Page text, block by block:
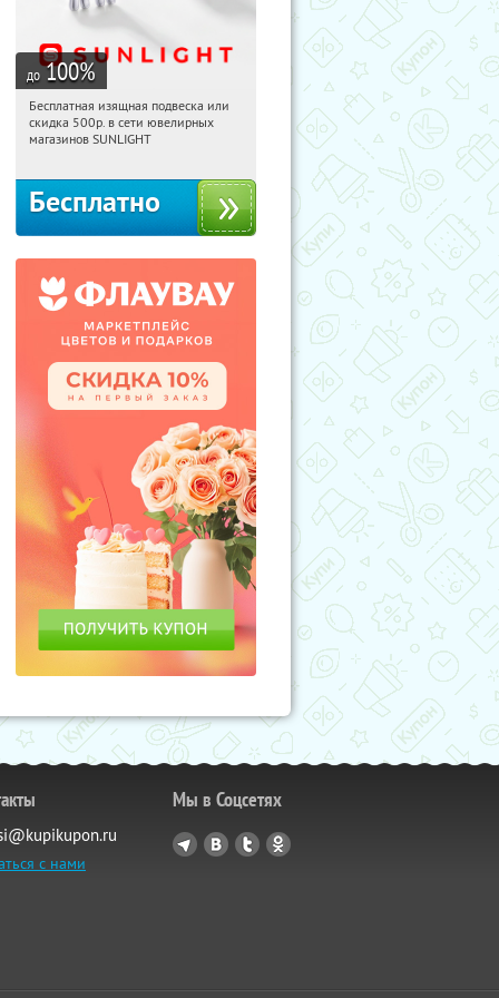
до 100%
08:04:50 Получили:
Россия
Бесплатная изящная подвеска или
скидка 500р. в сети ювелирных
магазинов SUNLIGHT
Бесплатно
с нами
Мы в Соцсетях